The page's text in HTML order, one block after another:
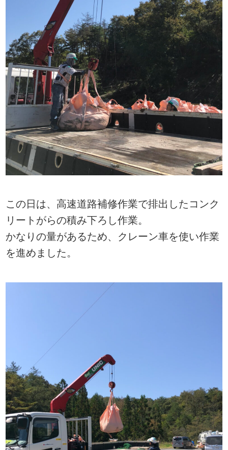
この日は、高速道路補修作業で排出したコンク
リートがらの積み下ろし作業。
かなりの量があるため、クレーン車を使い作業
を進めました。